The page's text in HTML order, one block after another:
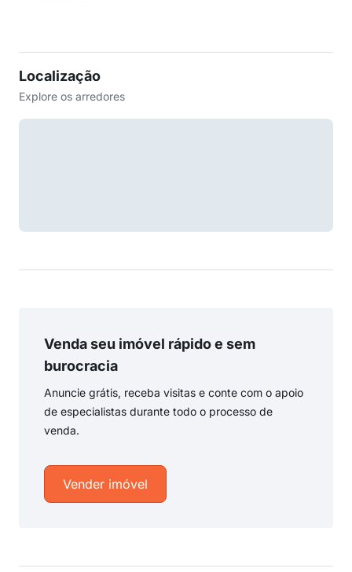
Localização
Explore os arredores
Venda seu imóvel rápido e sem
burocracia
Anuncie grátis, receba visitas e conte com o apoio
de especialistas durante todo o processo de
venda.
Vender imóvel